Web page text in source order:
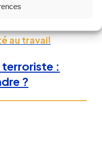
au travail
terroriste :
?